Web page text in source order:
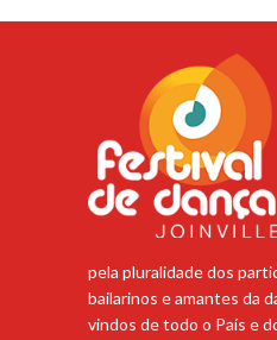
pela pluralidade dos
bailarinos e amantes da
vindos de todo o País e